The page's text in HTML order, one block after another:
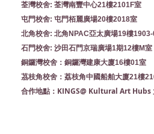
荃灣校舍: 荃灣南豐中心21樓2101F室
屯門校舍: 屯門栢麗廣場20樓2018室
北角校舍: 北角NPAC亞太廣場19樓
石門校舍: 沙田石門京瑞廣場1期12樓M室
銅鑼灣校舍：銅鑼灣建康大廈16樓01室
茘枝角校舍：荔枝角中國船舶大廈21樓
合作地點： KINGS@ Kultural Art Hubs